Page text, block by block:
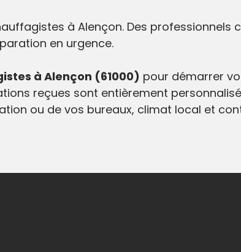
à Alençon. Des professionnels
en urgence.
à Alençon (61000) pour démarrer
reçues sont entièrement
ou de vos bureaux, climat local et